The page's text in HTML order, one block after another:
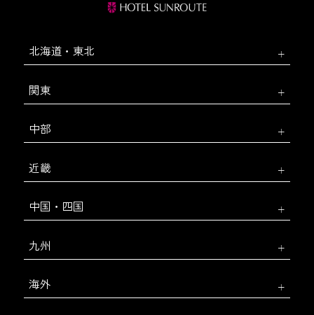
北海道・東北
関東
中部
近畿
中国・四国
九州
海外